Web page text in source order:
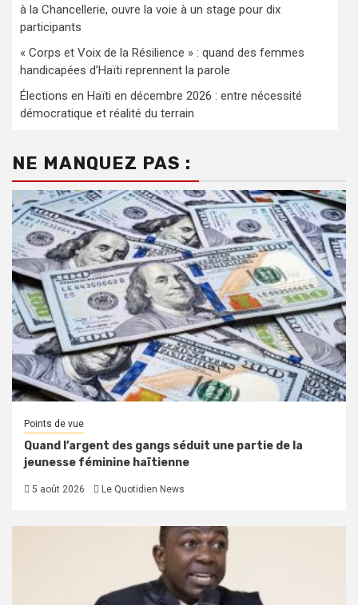
à la Chancellerie, ouvre la voie à un stage pour dix
participants
« Corps et Voix de la Résilience » : quand des femmes
handicapées d’Haïti reprennent la parole
Élections en Haïti en décembre 2026 : entre nécessité
démocratique et réalité du terrain
NE MANQUEZ PAS :
Points de vue
Quand l’argent des gangs séduit une partie de la
jeunesse féminine haïtienne
5 août 2026 Le Quotidien News